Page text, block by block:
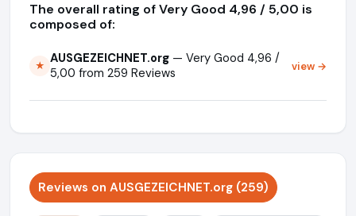
The overall rating of Very Good 4,96 / 5,00 is
composed of:
★ AUSGEZEICHNET.org — Very Good 4,96 /
5,00 from 259 Reviews
view →
Reviews on AUSGEZEICHNET.org (259)